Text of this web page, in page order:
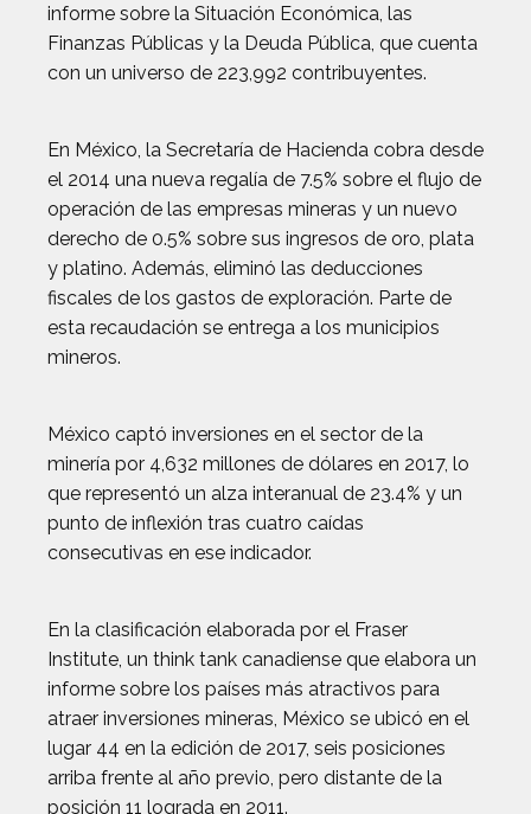
informe sobre la Situación Económica, las
Finanzas Públicas y la Deuda Pública, que cuenta
con un universo de 223,992 contribuyentes.
En México, la Secretaría de Hacienda cobra desde
el 2014 una nueva regalía de 7.5% sobre el flujo de
operación de las empresas mineras y un nuevo
derecho de 0.5% sobre sus ingresos de oro, plata
y platino. Además, eliminó las deducciones
fiscales de los gastos de exploración. Parte de
esta recaudación se entrega a los municipios
mineros.
México captó inversiones en el sector de la
minería por 4,632 millones de dólares en 2017, lo
que representó un alza interanual de 23.4% y un
punto de inflexión tras cuatro caídas
consecutivas en ese indicador.
En la clasificación elaborada por el Fraser
Institute, un think tank canadiense que elabora un
informe sobre los países más atractivos para
atraer inversiones mineras, México se ubicó en el
lugar 44 en la edición de 2017, seis posiciones
arriba frente al año previo, pero distante de la
posición 11 lograda en 2011.